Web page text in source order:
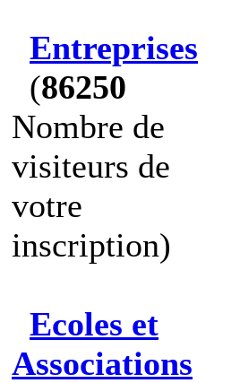
Entreprises
(86250
Nombre de
visiteurs de
votre
inscription)
Ecoles et
Associations